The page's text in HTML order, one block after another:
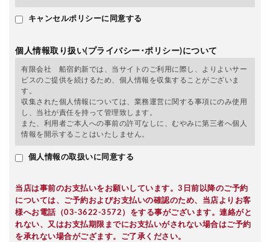
キャンセルポリシーに同意する
個人情報取り扱い(プライバシー･ポリシー)について
有限会社 船宿釣新では、当サイトのご利用に際し、よりよいサー
ビスのご提供を続けるため、個人情報を収集することがございま
す。
収集された個人情報については、業務運営に関する事項にのみ使用
し、当社が責任を持って管理致します。
また、利用者ご本人への事前の許可なしに、むやみに第三者へ個人
情報を開示することはいたしません。
個人情報の取扱いに同意する
当店は事前のお支払いをお願いしています。3日前以降のご予約
については、ご予約およびお支払いの確認のため、当店よりお客
様へお電話（03-3622-3572）をする事がございます。連絡がと
れない、又はお支払期限までにお支払いがされない場合はご予約
を承れない場合がござます。ご了承ください。